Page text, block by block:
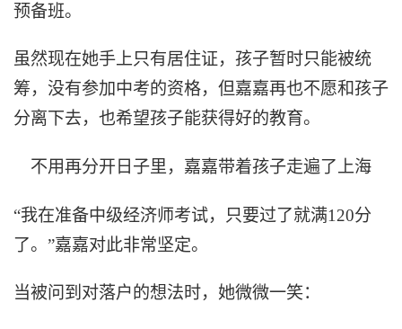
预备班。
虽然现在她手上只有居住证，孩子暂时只能被统
筹，没有参加中考的资格，但嘉嘉再也不愿和孩子
分离下去，也希望孩子能获得好的教育。
不用再分开日子里，嘉嘉带着孩子走遍了上海
“我在准备中级经济师考试，只要过了就满120分
了。”嘉嘉对此非常坚定。
当被问到对落户的想法时，她微微一笑：